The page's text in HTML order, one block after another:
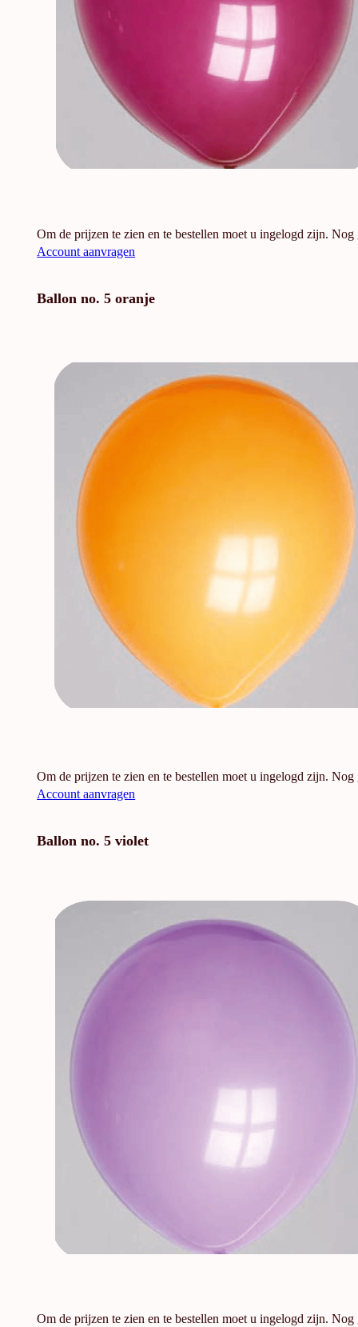
Om de prijzen te zien en te bestellen moet u ingelogd zijn. Nog
Account aanvragen
Ballon no. 5 oranje
Om de prijzen te zien en te bestellen moet u ingelogd zijn. Nog
Account aanvragen
Ballon no. 5 violet
Om de prijzen te zien en te bestellen moet u ingelogd zijn. Nog